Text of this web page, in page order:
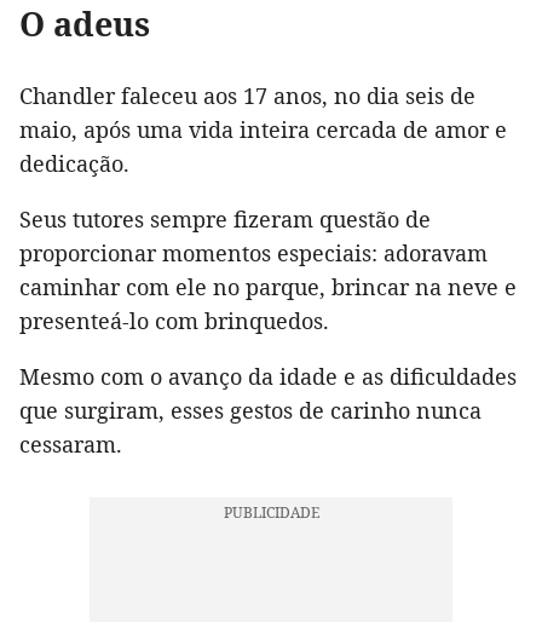
O adeus
Chandler faleceu aos 17 anos, no dia seis de
maio, após uma vida inteira cercada de amor e
dedicação.
Seus tutores sempre fizeram questão de
proporcionar momentos especiais: adoravam
caminhar com ele no parque, brincar na neve e
presenteá-lo com brinquedos.
Mesmo com o avanço da idade e as dificuldades
que surgiram, esses gestos de carinho nunca
cessaram.